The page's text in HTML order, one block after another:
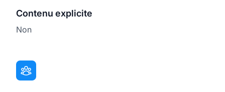
Contenu explicite
Non